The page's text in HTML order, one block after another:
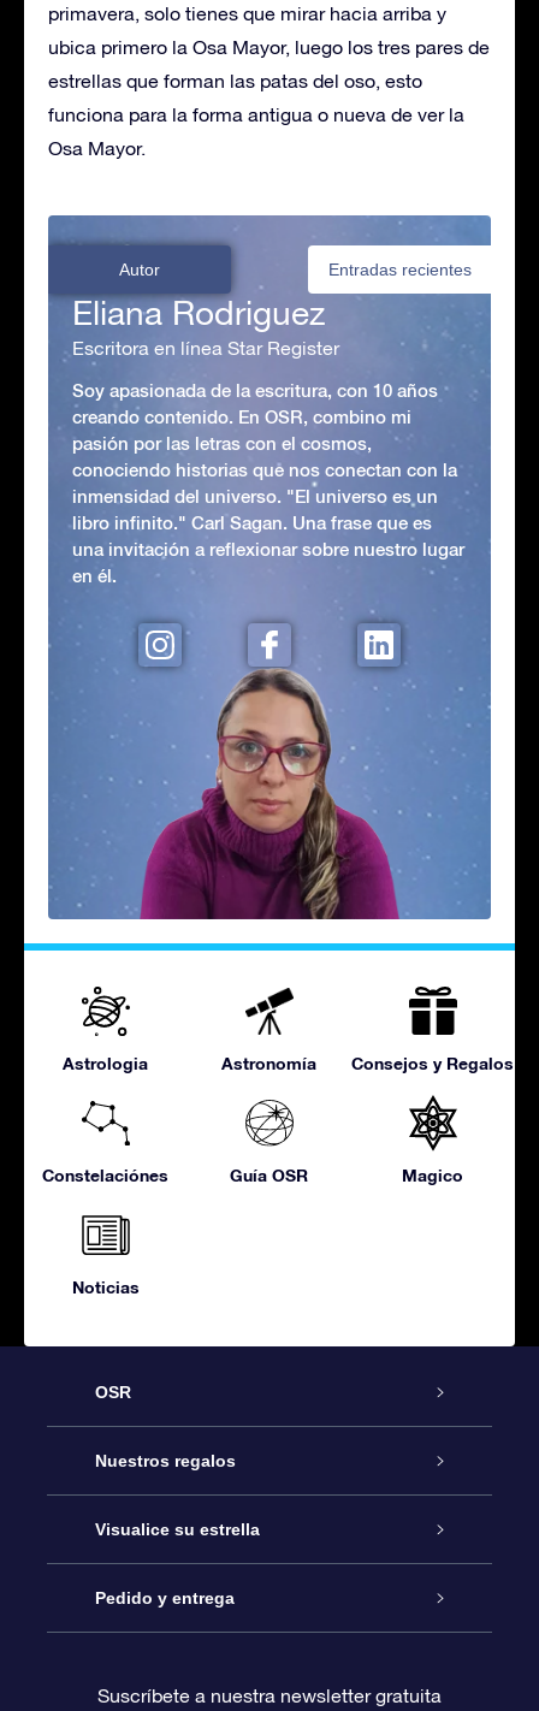
primavera, solo tienes que mirar hacia arriba y
ubica primero la Osa Mayor, luego los tres pares de
estrellas que forman las patas del oso, esto
funciona para la forma antigua o nueva de ver la
Osa Mayor.
Autor Entradas recientes
Eliana Rodriguez
Escritora en línea Star Register
Soy apasionada de la escritura, con 10 años
creando contenido. En OSR, combino mi
pasión por las letras con el cosmos,
conociendo historias que nos conectan con la
inmensidad del universo. "El universo es un
libro infinito." Carl Sagan. Una frase que es
una invitación a reflexionar sobre nuestro lugar
en él.
Astrologia Astronomía Consejos y Regalos
Constelaciónes Guía OSR Magico
Noticias
OSR
Atención
Contáctanos
Blog
Nuestros regalos
Regalo Estrella Online
Paquete de Regalo OSR
Visualice su estrella
Registro estelar
Pedido y entrega
Suscríbete a nuestra newsletter gratuita